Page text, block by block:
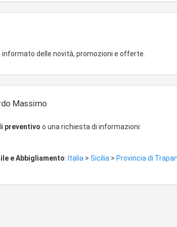
delle novità, promozioni e offerte.
Massimo
preventivo o una richiesta di informazioni:
e Abbigliamento: Italia > Sicilia > Provincia di